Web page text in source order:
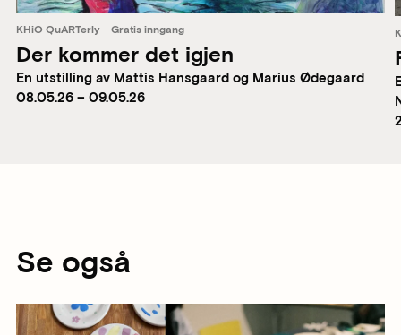
KHiO QuARTerly Gratis inngang
Der kommer det igjen
En utstilling av Mattis Hansgaard og Marius Ødegaard
08.05.26 – 09.05.26
Se også